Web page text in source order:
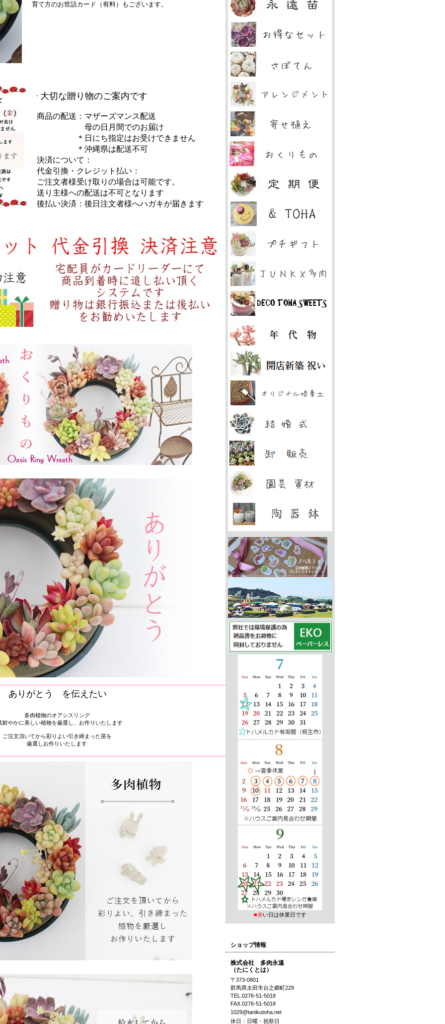
育て方のお世話カード（有料）もございます。
' 大切な贈り物のご案内です
商品の配送：マザーズマンス配送
母の日月間でのお届け
＊日にち指定はお受けできません
＊沖縄県は配送不可
決済について：
代金引換・クレジット払い：
ご注文者様受け取りの場合は可能です。
送り主様への配送は不可となります
後払い決済：後日注文者様へハガキが届きます
ありがとう を伝えたい
多肉植物のオアシスリング
鮮やかに美しい植物を厳選し、お作りいたします
ご注文頂いてから彩りよい引き締まった苗を
厳選しお作りいたします
■赤い日は休業日です
ショップ情報
株式会社 多肉永遠
（たにくとは）
〒373-0801
群馬県太田市台之郷町229
TEL.0276-51-5018
FAX.0276-51-5018
1029@tanikutoha.net
休日：日曜・祝祭日